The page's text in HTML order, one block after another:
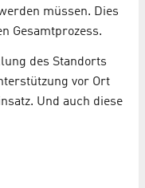
müssen. Dies
Gesamtprozess.
des Standorts
vor Ort
Und auch diese